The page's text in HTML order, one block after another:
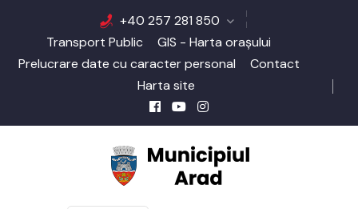
+40 257 281 850
Transport Public
GIS - Harta orașului
Prelucrare date cu caracter personal
Contact
Harta site